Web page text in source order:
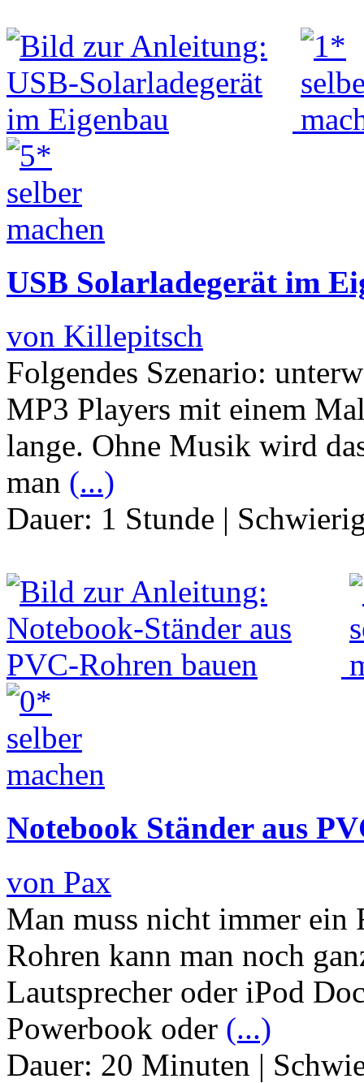
USB Solarladegerät im
von Killepitsch
Folgendes Szenario:
MP3 Players mit einem
lange. Ohne Musik wird
man (...)
Dauer: 1 Stunde |
Notebook Ständer aus
von Pax
Man muss nicht immer ein
Rohren kann man noch
Lautsprecher oder iPod
Powerbook oder (...)
Dauer: 20 Minuten |